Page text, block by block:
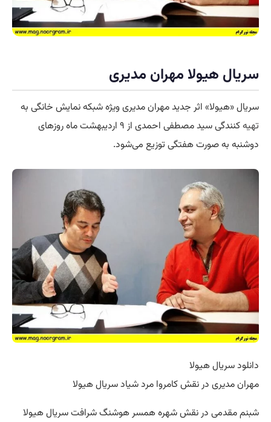
سریال هیولا مهران مدیری
سریال «هیولا» اثر جدید مهران مدیری ویژه شبکه نمایش خانگی به
تهیه
کنندگی سید مصطفی احمدی از ۹ اردیبهشت ماه روزهای
دوشنبه به صورت هفتگی توزیع می‌شود.
دانلود سریال هیولا
مهران مدیری در نقش کامروا مرد شیاد سریال هیولا
شبنم مقدمی در نقش شهره همسر هوشنگ شرافت سریال هیولا